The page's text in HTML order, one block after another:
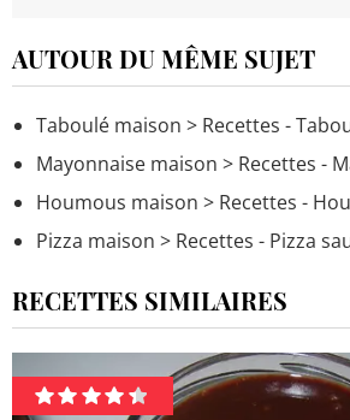
AUTOUR DU MÊME SUJET
Taboulé maison > Recettes -
Mayonnaise maison > Recettes -
Houmous maison > Recettes -
Pizza maison > Recettes - Pizza
RECETTES SIMILAIRES